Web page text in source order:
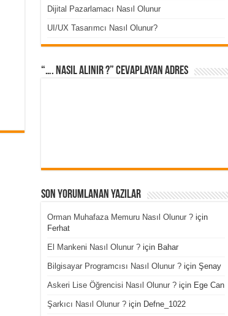
Dijital Pazarlamacı Nasıl Olunur
UI/UX Tasarımcı Nasıl Olunur?
“…. Nasıl Alınır ?” cevaplayan adres
Son Yorumlanan Yazılar
Orman Muhafaza Memuru Nasıl Olunur ?için
Ferhat
El Mankeni Nasıl Olunur ?için Bahar
Bilgisayar Programcısı Nasıl Olunur ?için Şenay
Askeri Lise Öğrencisi Nasıl Olunur ?için Ege Can
Şarkıcı Nasıl Olunur ?için Defne_1022